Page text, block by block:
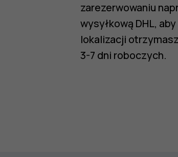
zarezerwowaniu
wysyłkową DHL,
lokalizacji
3-7 dni roboczych.